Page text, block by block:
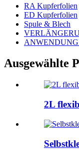
RA Kupferfolien
ED Kupferfolien
Spule & Blech
Ausgewählte
2L